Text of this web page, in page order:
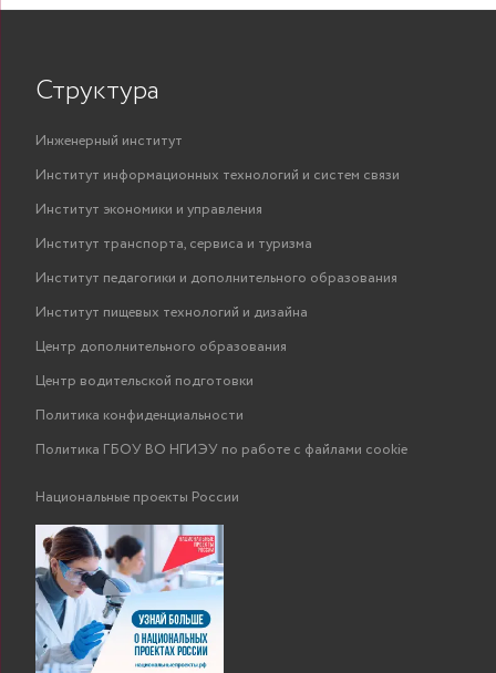
Структура
Инженерный институт
Институт информационных технологий и систем связи
Институт экономики и управления
Институт транспорта, сервиса и туризма
Институт педагогики и дополнительного образования
Институт пищевых технологий и дизайна
Центр дополнительного образования
Центр водительской подготовки
Политика конфиденциальности
Политика ГБОУ ВО НГИЭУ по работе с файлами cookie
Национальные проекты России